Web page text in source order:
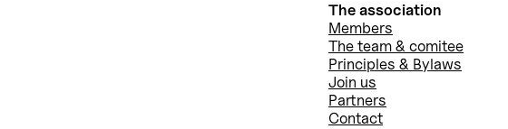
The association
Members
The team & comitee
Principles & Bylaws
Join us
Partners
Contact